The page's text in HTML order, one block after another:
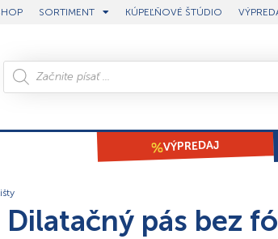
SORTIMENT KÚPEĽŇOVÉ ŠTÚDIO
VÝPREDAJ
pás bez